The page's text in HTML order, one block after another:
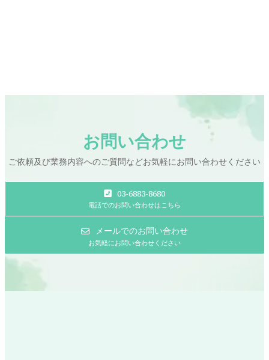
お問い合わせ
ご依頼及び業務内容へのご質問などお気軽にお問い合わせください
03-6883-8680
電話でのお問い合わせはこちら
メールでのお問い合わせ
お気軽にお問い合わせください